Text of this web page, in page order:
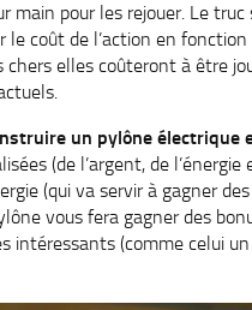
pour les rejouer. Le truc
coût de l’action en fonction
elles coûteront à être
un pylône électrique
(de l’argent, de
(qui va servir à gagner
vous fera gagner des
intéressants (comme celui